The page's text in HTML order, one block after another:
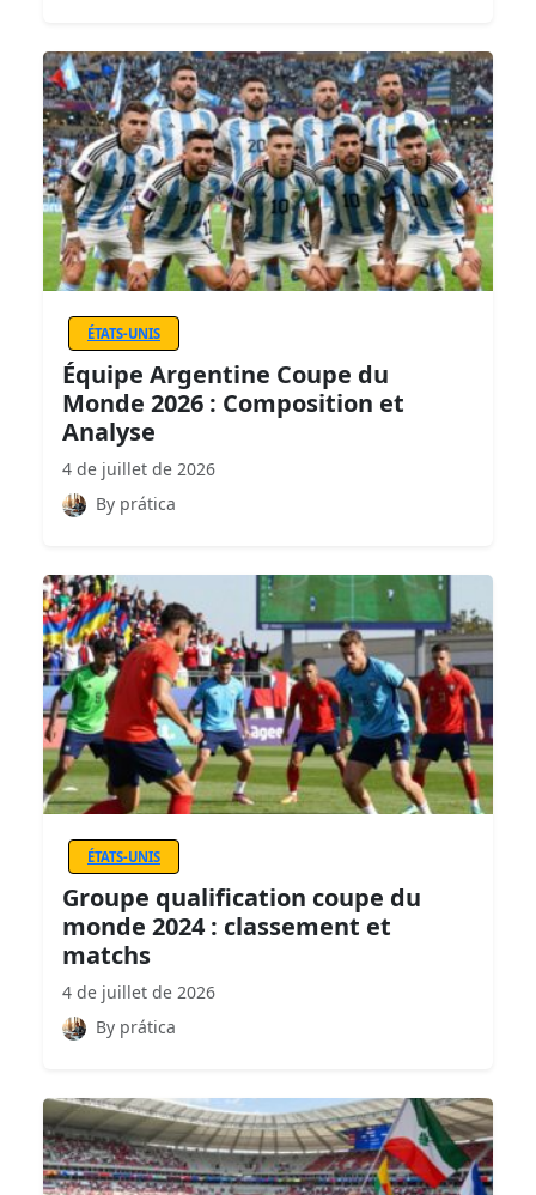
ÉTATS-UNIS
Équipe Argentine Coupe du
Monde 2026 : Composition et
Analyse
4 de juillet de 2026
By prática
ÉTATS-UNIS
Groupe qualification coupe du
monde 2024 : classement et
matchs
4 de juillet de 2026
By prática